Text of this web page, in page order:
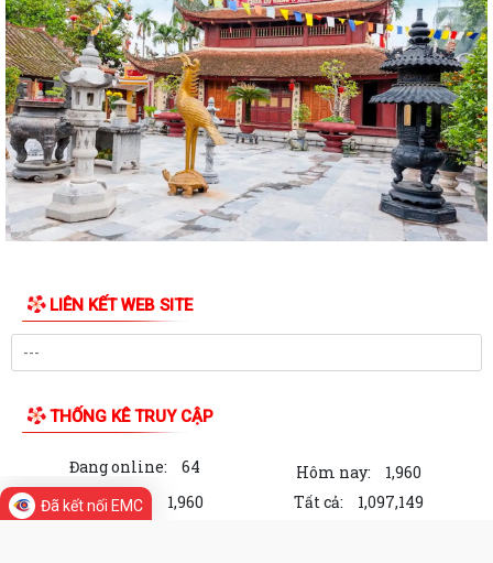
trùng với kỳ nghỉ hè có được...
Đang đóng BHXH bắt buộc, có được đóng thêm BHXH tự nguyện để
hưởng lương hưu cao hơn không?
Quỹ BHYT tiếp tục khẳng định vai trò là điểm tựa tài chính vững chắc
cho người tham gia khi không...
Ngành điện triển khai: Cài đặt App EVN CSKH trên điện thoại cho khách
hàng sử dụng điện
Phường Tứ Minh triển khai thực hiện Nghị định số 224/2026/NĐ-CP về
chuyển đổi số
đồng hè năm 2026
THƯ CẢM ƠN - “Một nghĩa cử đẹp có thể làm ấm lòng cả một cộng
đồng. Một sự sẻ chia chân thành sẽ...
LIÊN KẾT WEB SITE
THỐNG KÊ TRUY CẬP
Đang online: 64 Hôm nay:
1,960
Trong tuần:
1,960 Tất cả: 1,097,149
Đã kết nối EMC